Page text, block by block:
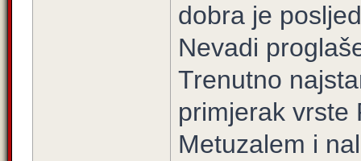
dobra je
Nevadi
Trenutno
primjerak vrste
Metuzalem i